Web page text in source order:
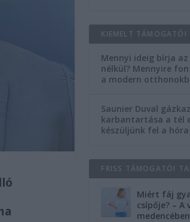
KIEMELT TÁMOGATÓI
Mennyi ideig bírja
nélkül? Mennyire
a modern
Saunier Duval
karbantartása a tél
készüljünk fel a
FRISS TÁMOGATÓI
Miért fáj
csípője? – A